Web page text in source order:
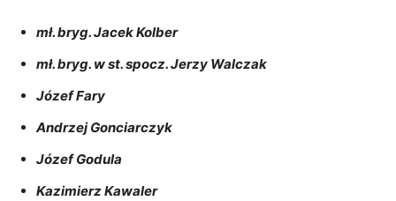
mł. bryg. Jacek Kolber
mł. bryg. w st. spocz. Jerzy Walczak
Józef Fary
Andrzej Gonciarczyk
Józef Godula
Kazimierz Kawaler